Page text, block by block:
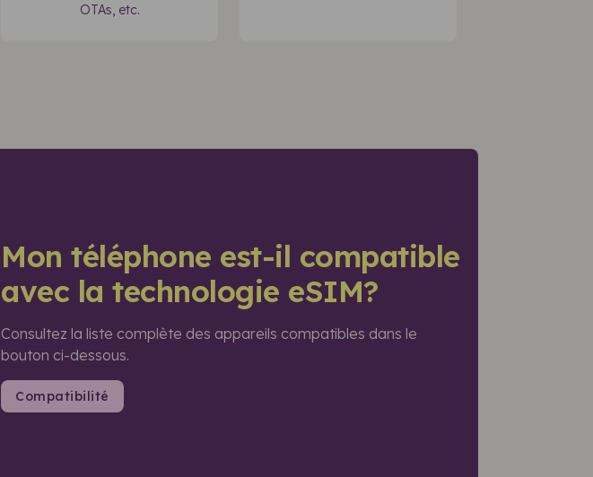
OTAs, etc.
Mon téléphone est-il compatible
avec la technologie eSIM?
Consultez la liste complète des appareils compatibles dans le
bouton ci-dessous.
Compatibilité